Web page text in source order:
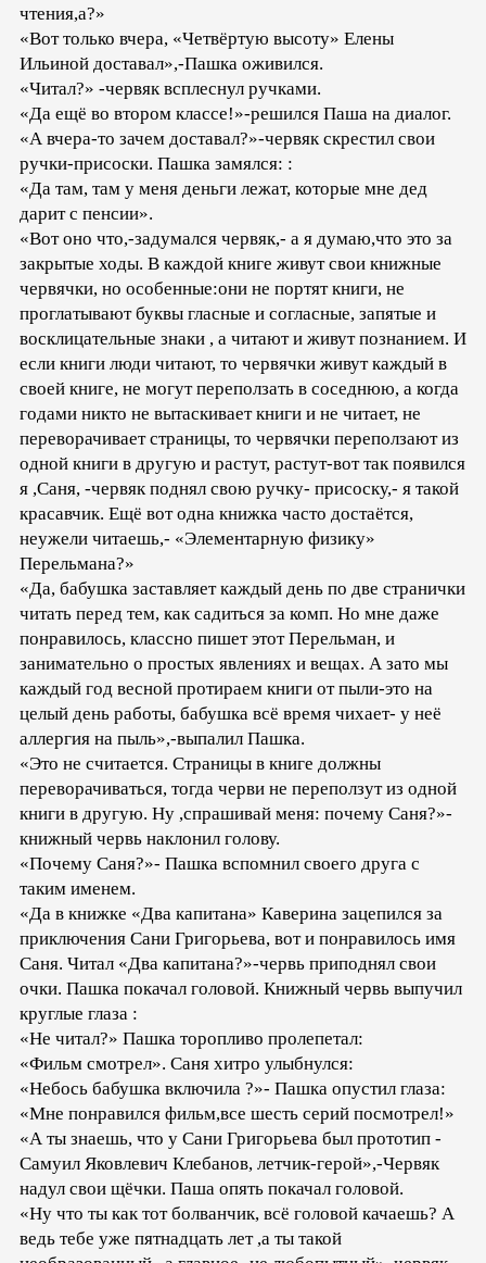
чтения,а?»
«Вот только вчера, «Четвёртую высоту» Елены
Ильиной доставал»,-Пашка оживился.
«Читал?» -червяк всплеснул ручками.
«Да ещё во втором классе!»-решился Паша на диалог.
«А вчера-то зачем доставал?»-червяк скрестил свои
ручки-присоски. Пашка замялся: :
«Да там, там у меня деньги лежат, которые мне дед
дарит с пенсии».
«Вот оно что,-задумался червяк,- а я думаю,что это за
закрытые ходы. В каждой книге живут свои книжные
червячки, но особенные:они не портят книги, не
проглатывают буквы гласные и согласные, запятые и
восклицательные знаки , а читают и живут познанием. И
если книги люди читают, то червячки живут каждый в
своей книге, не могут переползать в соседнюю, а когда
годами никто не вытаскивает книги и не читает, не
переворачивает страницы, то червячки переползают из
одной книги в другую и растут, растут-вот так появился
я ,Саня, -червяк поднял свою ручку- присоску,- я такой
красавчик. Ещё вот одна книжка часто достаётся,
неужели читаешь,- «Элементарную физику»
Перельмана?»
«Да, бабушка заставляет каждый день по две странички
читать перед тем, как садиться за комп. Но мне даже
понравилось, классно пишет этот Перельман, и
занимательно о простых явлениях и вещах. А зато мы
каждый год весной протираем книги от пыли-это на
целый день работы, бабушка всё время чихает- у неё
аллергия на пыль»,-выпалил Пашка.
«Это не считается. Страницы в книге должны
переворачиваться, тогда черви не переползут из одной
книги в другую. Ну ,спрашивай меня: почему Саня?»-
книжный червь наклонил голову.
«Почему Саня?»- Пашка вспомнил своего друга с
таким именем.
«Да в книжке «Два капитана» Каверина зацепился за
приключения Сани Григорьева, вот и понравилось имя
Саня. Читал «Два капитана?»-червь приподнял свои
очки. Пашка покачал головой. Книжный червь выпучил
круглые глаза :
«Не читал?» Пашка торопливо пролепетал:
«Фильм смотрел». Саня хитро улыбнулся:
«Небось бабушка включила ?»- Пашка опустил глаза:
«Мне понравился фильм,все шесть серий посмотрел!»
«А ты знаешь, что у Сани Григорьева был прототип -
Самуил Яковлевич Клебанов, летчик-герой»,-Червяк
надул свои щёчки. Паша опять покачал головой.
«Ну что ты как тот болванчик, всё головой качаешь? А
ведь тебе уже пятнадцать лет ,а ты такой